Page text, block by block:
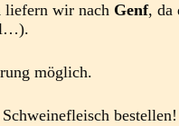
liefern wir nach Genf, da
möglich.
bestellen!